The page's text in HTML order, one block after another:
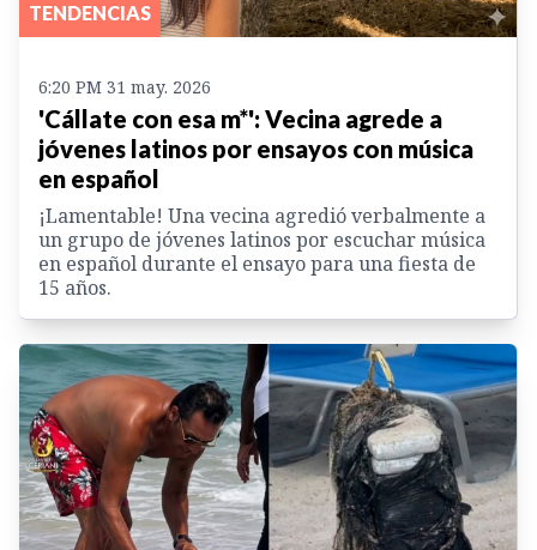
TENDENCIAS
6:20 PM 31 may. 2026
'Cállate con esa m*': Vecina agrede a
jóvenes latinos por ensayos con música
en español
¡Lamentable! Una vecina agredió verbalmente a
un grupo de jóvenes latinos por escuchar música
en español durante el ensayo para una fiesta de
15 años.